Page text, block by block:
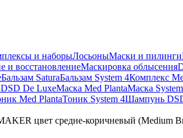
и наборыЛосьоныМаски и пилинги
и восстановлениеМаскировка облысения
Бальзам SaturaБальзам System 4Комплекс
De LuxeМаска Med PlantaМаска
Med PlantaТоник System 4Шампунь
цвет средне-коричневый (Medium